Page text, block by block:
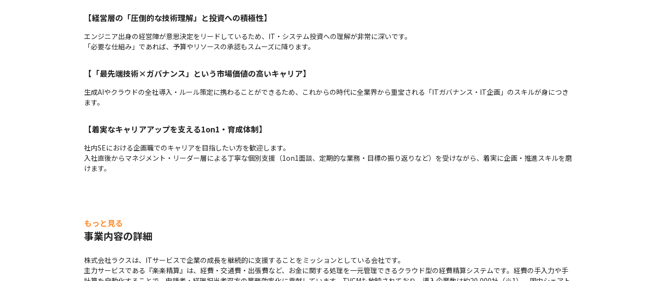
【経営層の「圧倒的な技術理解」と投資への積極性】
エンジニア出身の経営陣が意思決定をリードしているため、IT・システム投資への理解が非常に深いです。
「必要な仕組み」であれば、予算やリソースの承認もスムーズに降ります。
【「最先端技術×ガバナンス」という市場価値の高いキャリア】
生成AIやクラウドの全社導入・ルール策定に携わることができるため、これからの時代に全業界から重宝される「ITガバナンス・IT企画」のスキルが身につき
ます。
【着実なキャリアアップを支える1on1・育成体制】
社内SEにおける企画職でのキャリアを目指したい方を歓迎します。
入社直後からマネジメント・リーダー層による丁寧な個別支援（1on1面談、定期的な業務・目標の振り返りなど）を受けながら、着実に企画・推進スキルを磨
けます。
もっと見る
事業内容の詳細
株式会社ラクスは、ITサービスで企業の成長を継続的に支援することをミッションとしている会社です。
主力サービスである『楽楽精算』は、経費・交通費・出張費など、お金に関する処理を一元管理できるクラウド型の経費精算システムです。経費の手入力や手